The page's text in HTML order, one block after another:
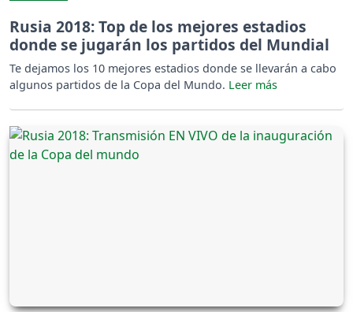
Rusia 2018: Top de los mejores estadios
donde se jugarán los partidos del Mundial
Te dejamos los 10 mejores estadios donde se llevarán a cabo
algunos partidos de la Copa del Mundo.